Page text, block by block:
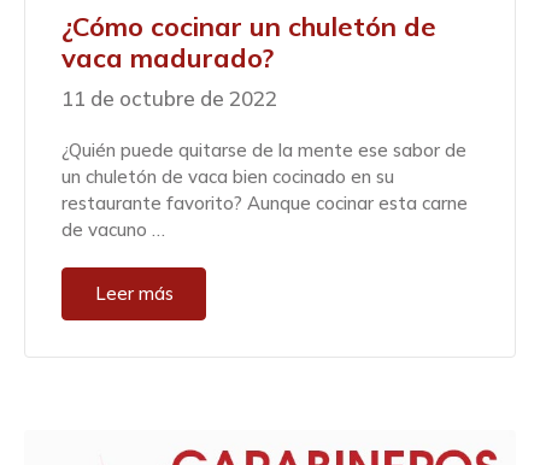
¿Cómo cocinar un chuletón de
vaca madurado?
11 de octubre de 2022
¿Quién puede quitarse de la mente ese sabor de
un chuletón de vaca bien cocinado en su
restaurante favorito? Aunque cocinar esta carne
de vacuno …
Leer más